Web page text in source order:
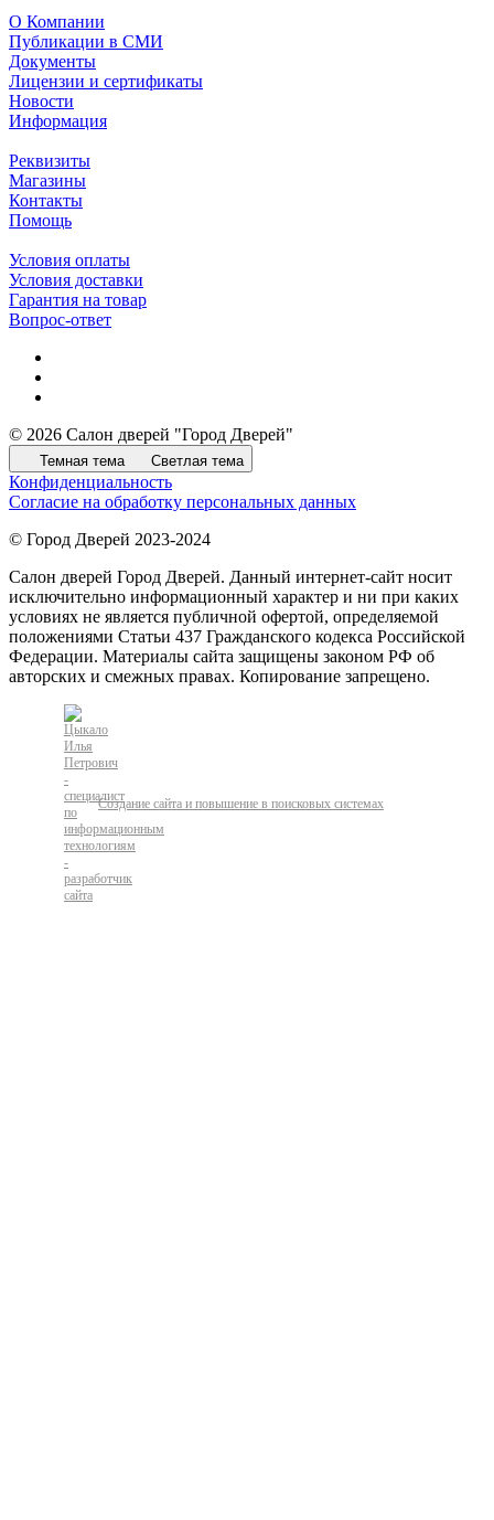
О Компании
Публикации в СМИ
Документы
Лицензии и сертификаты
Новости
Информация
Реквизиты
Магазины
Контакты
Помощь
Условия оплаты
Условия доставки
Гарантия на товар
Вопрос-ответ
© 2026 Салон дверей "Город Дверей"
Темная тема Светлая тема
Конфиденциальность
Согласие на обработку персональных данных
© Город Дверей 2023-2024
Салон дверей Город Дверей. Данный интернет-сайт носит
исключительно информационный характер и ни при каких
условиях не является публичной офертой, определяемой
положениями Статьи 437 Гражданского кодекса Российской
Федерации. Материалы сайта защищены законом РФ об
авторских и смежных правах. Копирование запрещено.
Создание сайта и повышение в поисковых системах